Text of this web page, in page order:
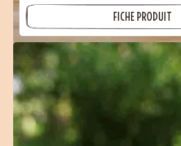
FICHE PRODUIT